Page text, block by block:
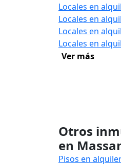
Locales en
Locales en
Locales en
Locales en
Ver más
Otros
en
Pisos en